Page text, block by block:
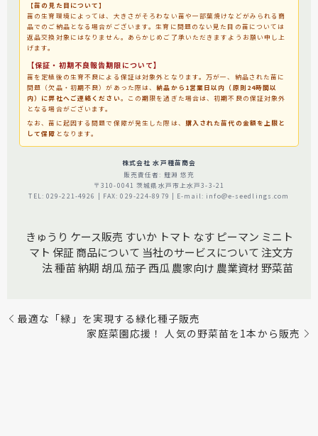
【苗の見た目について】
苗の生育環境によっては、大きさがそろわない苗や一部葉焼けなどがみられる商
品でのご納品となる場合がございます。生育に問題のない見た目の苗については
返品交換対象にはなりません。あらかじめご了承いただきますようお願い申し上
げます。
【保証・初期不良報告期限について】
苗を定植後の生育不良による保証は対象外となります。万が一、納品された苗に
問題（欠品・初期不良）があった際は、納品から1営業日以内（原則24時間以
内）に弊社へご連絡ください。この期限を過ぎた場合は、初期不良の保証対象外
となる場合がございます。
なお、苗に起因する問題で保障が発生した際は、 購入された苗代の金額を上限と
して保障 となります。
株式会社 水戸種苗商会
販売責任者: 鯉淵 悠充
〒310-0041 茨城県水戸市上水戸3-3-21
TEL: 029-221-4926 | FAX: 029-224-8979 | E-mail: info@e-seedlings.com
きゅうり ケース販売 すいか トマト なす ピーマン ミニト
マト 保証 商品について 当社のサービスについて注文方
法種苗納期 胡瓜茄子西瓜 農家向け 農業資材 野菜苗
最適な「緑」を実現する緑化種子販売
家庭菜園応援！ 人気の野菜苗を1本から販売